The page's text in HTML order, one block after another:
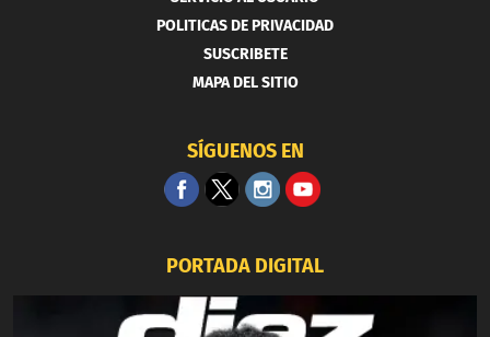
POLITICAS DE PRIVACIDAD
SUSCRIBETE
MAPA DEL SITIO
SÍGUENOS EN
PORTADA DIGITAL